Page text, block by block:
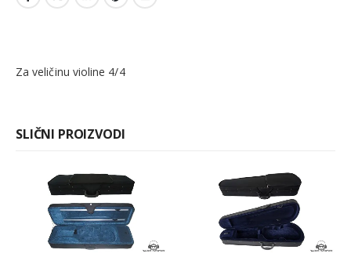
Za veličinu violine 4/4
SLIČNI PROIZVODI